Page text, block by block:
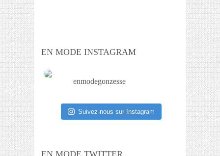
EN MODE INSTAGRAM
enmodegonzesse
Suivez-nous sur Instagram
EN MODE TWITTER